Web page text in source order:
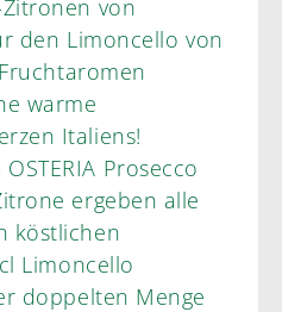
von
Italiens!
Prosecco
ergeben alle
köstlichen
Limoncello
doppelten Menge